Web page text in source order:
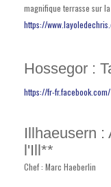
magnifique terrasse sur la
https://
Hossegor :
https://fr-
Illhaeusern :
l'Ill**
Chef : Marc Haeberlin